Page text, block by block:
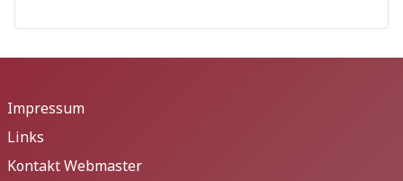
Impressum
Links
Kontakt Webmaster